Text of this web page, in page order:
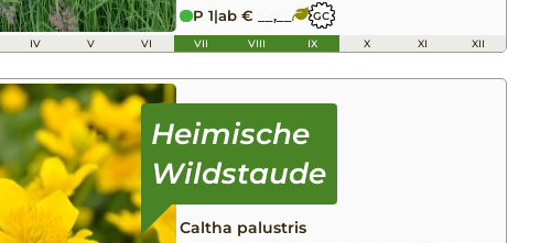
P 1|ab € __,__ GC
IV V VI VII VIII IX X XI XII
Caltha palustris